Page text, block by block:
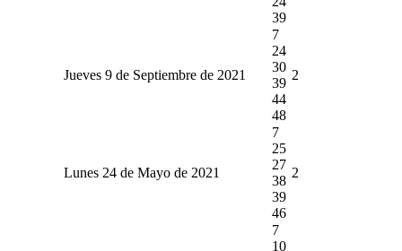
39
Jueves 9 de Septiembre de 2021
7
24
30
39
44
48
2
Lunes 24 de Mayo de 2021
7
25
27
38
39
46
2
7
10